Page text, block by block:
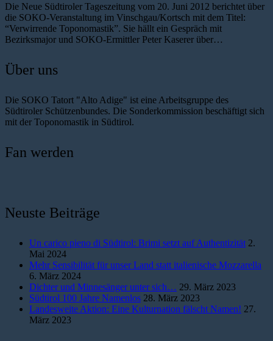
Die Neue Südtiroler Tageszeitung vom 20. Juni 2012 berichtet über
die SOKO-Veranstaltung im Vinschgau/Kortsch mit dem Titel:
“Verwirrende Toponomastik”. Sie hällt ein Gespräch mit
Bezirksmajor und SOKO-Ermittler Peter Kaserer über…
Über uns
Die SOKO Tatort "Alto Adige" ist eine Arbeitsgruppe des
Südtiroler Schützenbundes. Die Sonderkommission beschäftigt sich
mit der Toponomastik in Südtirol.
Fan werden
Neuste Beiträge
Un carico pieno di Südtirol: Brimi setzt auf Authentizität 2.
Mai 2024
Mehr Sensibilität für unser Land statt italienische Mozzarella
6. März 2024
Dichter und Minnesänger unter sich… 29. März 2023
Südtirol 100 Jahre Namenlos 28. März 2023
Landesweite Aktion: Eine Kulturnation fälscht Namen! 27.
März 2023